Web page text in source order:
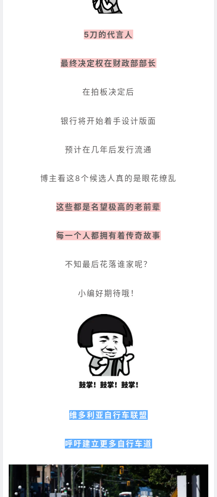
5刀的代言人
最终决定权在财政部部长
在拍板决定后
银行将开始着手设计版面
预计在几年后发行流通
博主看这8个候选人真的是眼花缭乱
这些都是名望极高的老前辈
每一个人都拥有着传奇故事
不知最后花落谁家呢？
小编好期待哦！
维多利亚自行车联盟
呼吁建立更多自行车道